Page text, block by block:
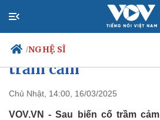
/NGHỆ SĨ
Chính trị
Xã hội
Lâm Bảo Ngọc
nghệ, chui đầu vào
trầm cảm
Chủ Nhật, 14:00, 16/03/2025
VOV.VN - Sau biến cố trầm